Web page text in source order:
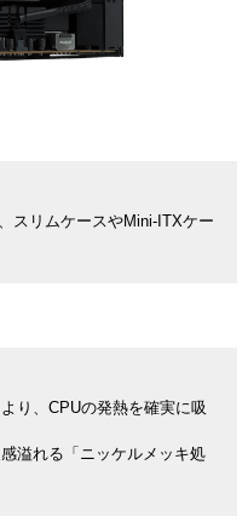
スリムケースやMini-ITXケー
り、CPUの発熱を確実に吸
溢れる「ニッケルメッキ処